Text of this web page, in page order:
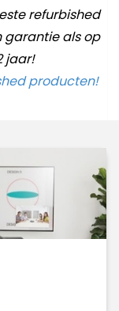
refurbished
garantie als op
jaar!
producten!